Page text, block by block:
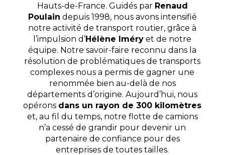
Hauts-de-France. Guidés par Renaud
Poulain depuis 1998, nous avons intensifié
notre activité de transport routier, grâce à
l’impulsion d’Hélène Iméry et de notre
équipe. Notre savoir-faire reconnu dans la
résolution de problématiques de transports
complexes nous a permis de gagner une
renommée bien au-delà de nos
départements d’origine. Aujourd’hui, nous
opérons dans un rayon de 300 kilomètres
et, au fil du temps, notre flotte de camions
n’a cessé de grandir pour devenir un
partenaire de confiance pour des
entreprises de toutes tailles.